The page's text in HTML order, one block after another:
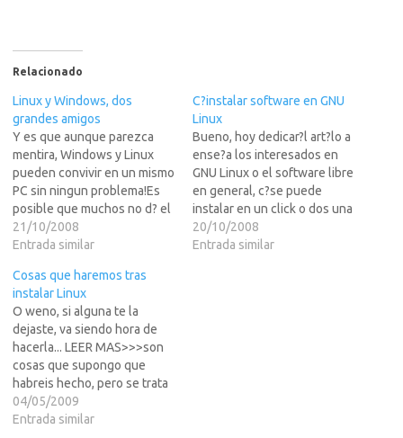
Relacionado
Linux y Windows, dos
grandes amigos
Y es que aunque parezca
mentira, Windows y Linux
pueden convivir en un mismo
PC sin ningun problema!Es
posible que muchos no d? el
paso a Linux porque en Linux
no podreis jugar a Age of
siguiendo mis instrucciones,
estoy casi seguro que lo
lograr?,…
21/10/2008
Entrada similar
C?instalar software en GNU
Linux
Bueno, hoy dedicar?l art?lo a
ense?a los interesados en
GNU Linux o el software libre
en general, c?se puede
instalar en un click o dos una
aplicaci?n Linux sin dificultad
ni uso del c?o o terminales
20/10/2008
Entrada similar
Cosas que haremos tras
instalar Linux
O weno, si alguna te la
dejaste, va siendo hora de
hacerla... LEER MAS>>>son
cosas que supongo que
habreis hecho, pero se trata
de un: "por
si"FUENTEActualizar el OS,
04/05/2009
Entrada similar